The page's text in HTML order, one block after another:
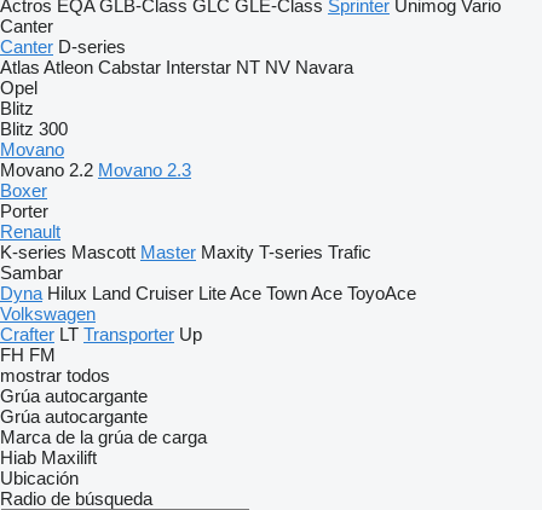
Actros EQA GLB-Class GLC GLE-Class Sprinter Unimog Vario
Canter
Canter D-series
Atlas Atleon Cabstar Interstar NT NV Navara
Opel
Blitz
Blitz 300
Movano
Movano 2.2 Movano 2.3
Boxer
Porter
Renault
K-series Mascott Master Maxity T-series Trafic
Sambar
Dyna Hilux Land Cruiser Lite Ace Town Ace ToyoAce
Volkswagen
Crafter LT Transporter Up
FH FM
mostrar todos
Grúa autocargante
Grúa autocargante
Marca de la grúa de carga
Hiab Maxilift
Ubicación
Radio de búsqueda